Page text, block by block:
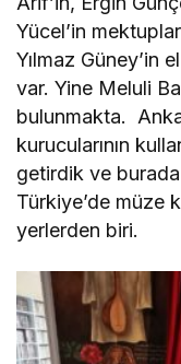
Yücel’in
Yılmaz Güney’in
var. Yine Meluli
bulunmakta.
kurucularının
getirdik ve burada
Türkiye’de müze
yerlerden biri.